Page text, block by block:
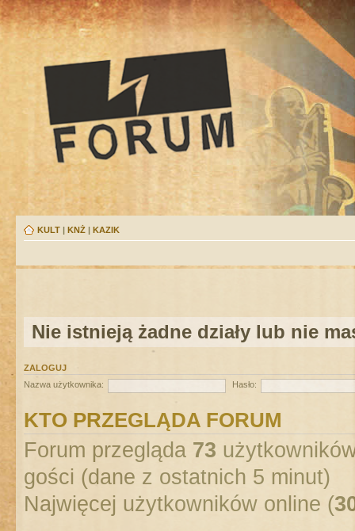
KULT | KNŻ | KAZIK
Nie istnieją żadne działy lub nie
ZALOGUJ
Nazwa użytkownika:
Hasło:
KTO PRZEGLĄDA FORUM
Forum przegląda 73
gości (dane z ostatnich 5 minut)
Najwięcej użytkowników online (